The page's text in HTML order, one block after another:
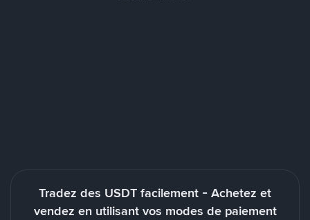
Tradez des USDT facilement - Achetez et
vendez en utilisant vos modes de paiement